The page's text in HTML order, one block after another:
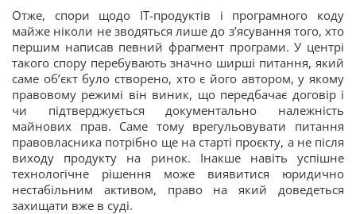
Отже, спори щодо ІТ-продуктів і програмного коду
майже ніколи не зводяться лише до з’ясування того, хто
першим написав певний фрагмент програми. У центрі
такого спору перебувають значно ширші питання, який
саме об’єкт було створено, хто є його автором, у якому
правовому режимі він виник, що передбачає договір і
чи підтверджується документально належність
майнових прав. Саме тому врегульовувати питання
правовласника потрібно ще на старті проєкту, а не після
виходу продукту на ринок. Інакше навіть успішне
технологічне рішення може виявитися юридично
нестабільним активом, право на який доведеться
захищати вже в суді.